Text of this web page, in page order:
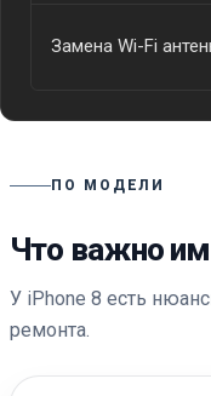
Замена Wi-Fi
ПО МОДЕЛИ
Что важно
У iPhone 8 есть
ремонта.